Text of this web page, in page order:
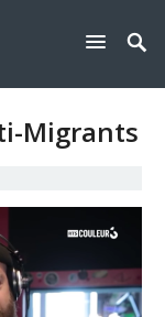
Migrants